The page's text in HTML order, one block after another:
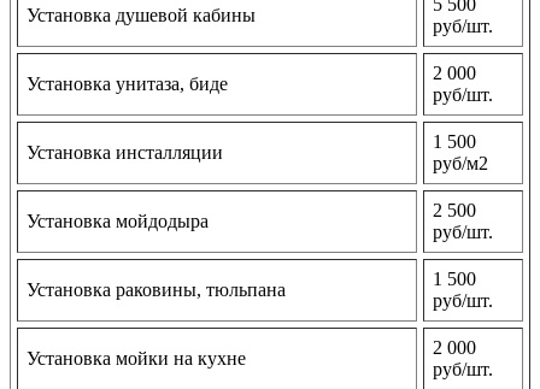
Установка душевой кабины
5 500
руб/шт.
Установка унитаза, биде
2 000
руб/шт.
Установка инсталляции
1 500
руб/м2
Установка мойдодыра
2 500
руб/шт.
Установка раковины, тюльпана
1 500
руб/шт.
Установка мойки на кухне
2 000
руб/шт.